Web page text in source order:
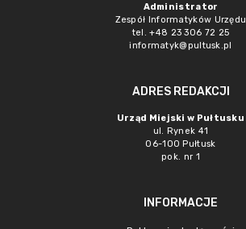
Administrator
Zespół Informatyków Urzędu
tel. +48 23 306 72 25
informatyk@pultusk.pl
ADRES REDAKCJI
Urząd Miejski w Pułtusku
ul. Rynek 41
06-100 Pułtusk
pok. nr 1
INFORMACJE